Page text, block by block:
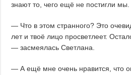
знают то, чего ещё не постигли мы.
— Что в этом странного? Это
лет и твоё лицо просветлеет.
— засмеялась Светлана.
— А ещё мне очень нравится, что